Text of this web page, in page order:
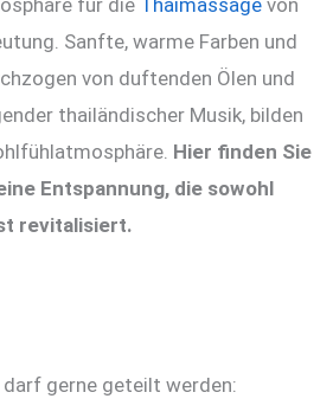
für die Thaimassage von
Sanfte, warme Farben und
von duftenden Ölen und
thailändischer Musik, bilden
Hier finden Sie
Entspannung, die sowohl
revitalisiert.
darf gerne geteilt werden: